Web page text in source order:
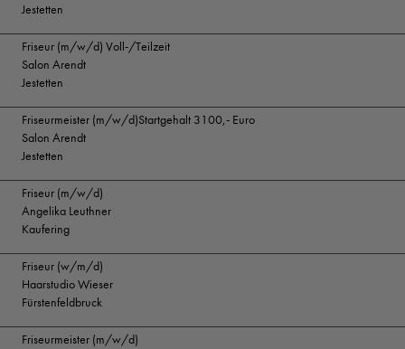
Jestetten
Friseur (m/w/d) Voll-/Teilzeit
Salon Arendt
Jestetten
Friseurmeister (m/w/d)Startgehalt 3100,- Euro
Salon Arendt
Jestetten
Friseur (m/w/d)
Angelika Leuthner
Kaufering
Friseur (w/m/d)
Haarstudio Wieser
Fürstenfeldbruck
Friseurmeister (m/w/d)